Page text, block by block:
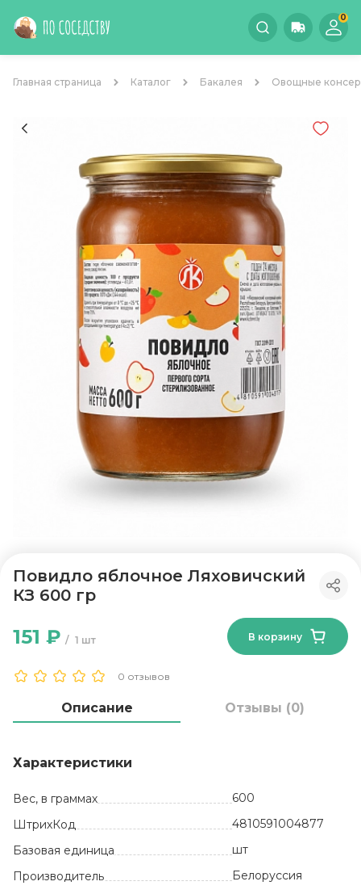
0
Главная страница Каталог Бакалея Овощные
Повидло яблочное Ляховичский
КЗ 600 гр
0 отзывов
1 шт
151 ₽ В корзину
Описание Отзывы (0)
Характеристики
Вес, в граммах
600
ШтрихКод
4810591004877
Базовая единица
шт
Производитель
Белоруссия